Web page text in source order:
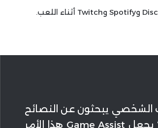
من لاعبي الحاسب الشخصي يبحثون عن النصائح
والإرشادات وغيرها من المساعدات أثناء اللعب.“ يجعل Game Assist هذا الأمر